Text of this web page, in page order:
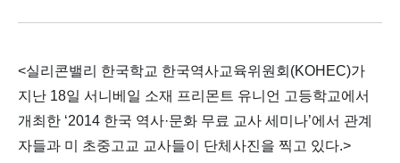
<실리콘밸리 한국학교 한국역사교육위원회(KOHEC)가
지난 18일 서니베일 소재 프리몬트 유니언 고등학교에서
개최한 ‘2014 한국 역사·문화 무료 교사 세미나’에서 관계
자들과 미 초중고교 교사들이 단체사진을 찍고 있다.>